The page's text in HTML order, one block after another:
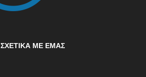
ΣΧΕΤΙΚΆ ΜΕ ΕΜΆΣ